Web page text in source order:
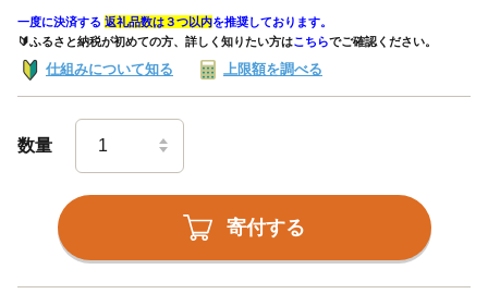
一度に決済する 返礼品数は３つ以内を推奨しております。
🔰ふるさと納税が初めての方、詳しく知りたい方はこちらでご確認ください。
仕組みについて知る 上限額を調べる
数量
寄付する